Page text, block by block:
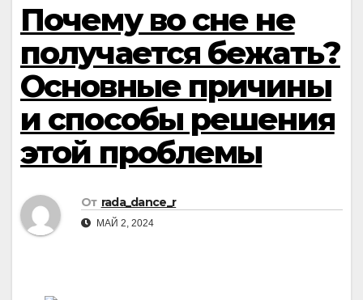
Почему во сне не
получается бежать?
Основные причины
и способы решения
этой проблемы
От rada_dance_r
МАЙ 2, 2024